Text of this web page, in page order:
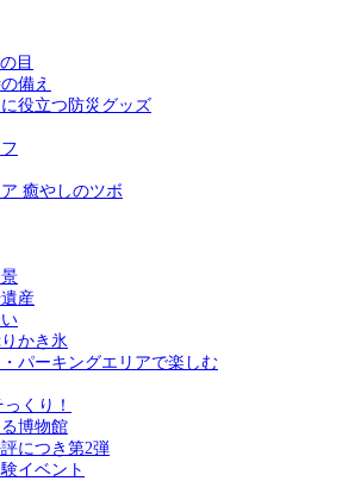
目
備え
役立つ防災グッズ
癒やしのツボ
産
かき氷
パーキングエリアで楽しむ
くり！
博物館
につき第2弾
イベント